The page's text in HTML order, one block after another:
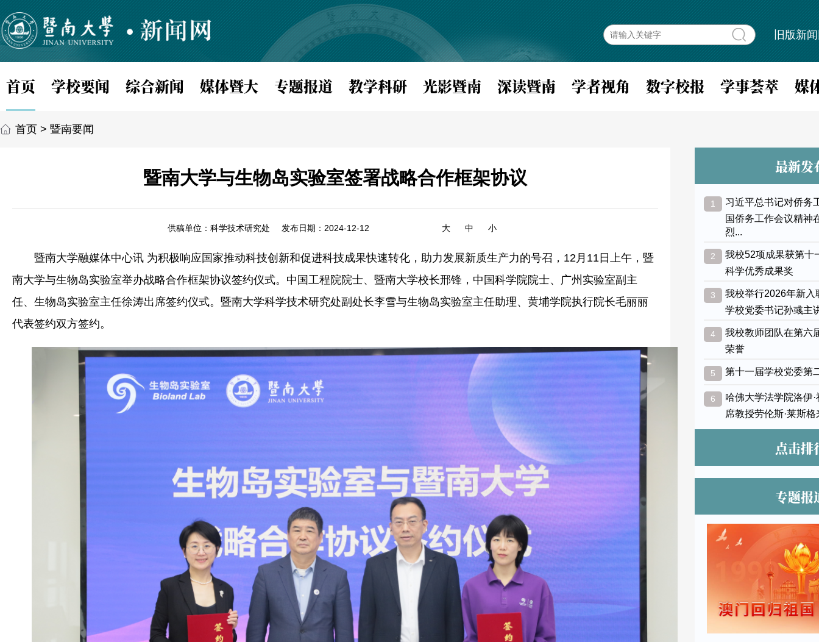
旧版新
首页 学校要闻 综合新闻 媒体暨大 专题报道 教学科研 光影暨南 深读暨南 学者视角 数字校报 学事荟萃 媒
首页 > 暨南要闻
暨南大学与生物岛实验室签署战略合作框架协议
供稿单位：科学技术研究处 发布日期：2024-12-12 大 中 小
暨南大学融媒体中心讯 为积极响应国家推动科技创新和促进科技成果快速转化，助力发展新质生产力的号召，12月11日上午，暨
南大学与生物岛实验室举办战略合作框架协议签约仪式。中国工程院院士、暨南大学校长邢锋，中国科学院院士、广州实验室副主
任、生物岛实验室主任徐涛出席签约仪式。暨南大学科学技术研究处副处长李雪与生物岛实验室主任助理、黄埔学院执行院长毛丽丽
代表签约双方签约。
最新发
1 习近平总书记对侨务
国侨务工作会议精神
烈...
2 我校52项成果获第十
科学优秀成果奖
3 我校举行2026年新入
学校党委书记孙彧主
4 我校教师团队在第六
荣誉
5 第十一届学校党委第
6 哈佛大学法学院洛伊
席教授劳伦斯·莱斯
点击排
专题报